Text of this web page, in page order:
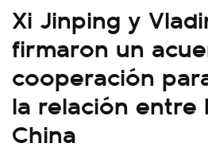
Xi Jinping y
firmaron un
cooperación
la relación entre
China